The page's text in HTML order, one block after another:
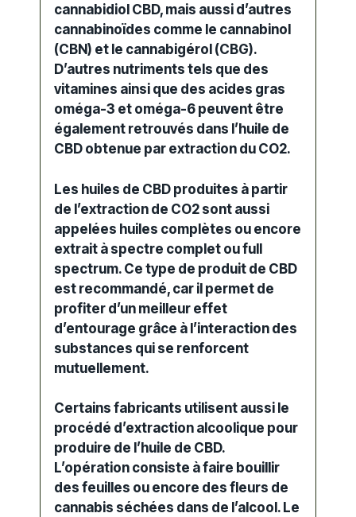
cannabidiol CBD, mais aussi d’autres
cannabinoïdes comme le cannabinol
(CBN) et le cannabigérol (CBG).
D’autres nutriments tels que des
vitamines ainsi que des acides gras
oméga-3 et oméga-6 peuvent être
également retrouvés dans l’huile de
CBD obtenue par extraction du CO2.
Les huiles de CBD produites à partir
de l’extraction de CO2 sont aussi
appelées huiles complètes ou encore
extrait à spectre complet oufull
spectrum. Ce type de produit de CBD
est recommandé, car il permet de
profiter d’un meilleur effet
d’entourage grâce à l’interaction des
substances qui se renforcent
mutuellement.
Certains fabricants utilisent aussi le
procédé d’extraction alcoolique pour
produire de l’ huile de CBD.
L’opération consiste à faire bouillir
des feuilles ou encore des fleurs de
cannabis séchées dans de l’alcool. Le